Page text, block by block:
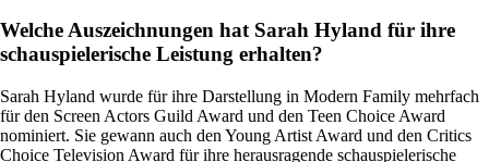
Welche Auszeichnungen hat Sarah Hyland für ihre
schauspielerische Leistung erhalten?
Sarah Hyland wurde für ihre Darstellung in Modern Family mehrfach
für den Screen Actors Guild Award und den Teen Choice Award
nominiert. Sie gewann auch den Young Artist Award und den Critics
Choice Television Award für ihre herausragende schauspielerische